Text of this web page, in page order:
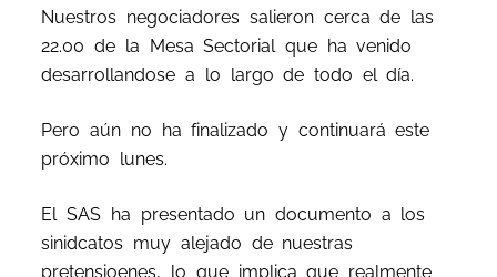
Nuestros negociadores salieron cerca de las
22.00 de la Mesa Sectorial que ha venido
desarrollandose a lo largo de todo el día.
Pero aún no ha finalizado y continuará este
próximo lunes.
El SAS ha presentado un documento a los
sinidcatos muy alejado de nuestras
pretensioenes, lo que implica que realmente